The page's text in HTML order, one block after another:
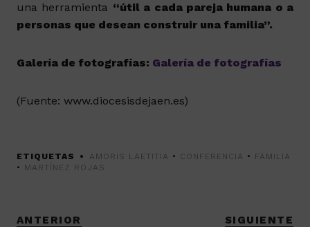
una herramienta “útil a cada pareja humana o a
personas que desean construir una familia”.
Galería de fotografías: Galería de fotografías
(Fuente: www.diocesisdejaen.es)
ETIQUETAS AMORIS LAETITIA • CONFERENCIA • FAMILIA
• MARTÍNEZ ROJAS
ANTERIOR SIGUIENTE